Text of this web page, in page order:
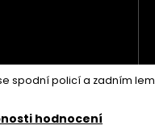
spodní policí a zadním
hodnocení